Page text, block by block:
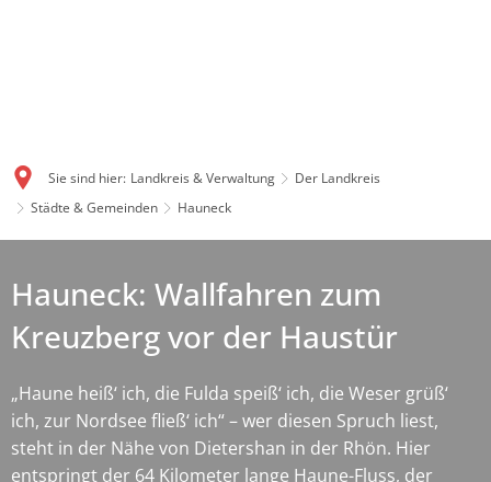
Sie sind hier: Landkreis & Verwaltung
Der Landkreis
Städte & Gemeinden
Hauneck
Hauneck: Wallfahren zum
Kreuzberg vor der Haustür
„Haune heiß‘ ich, die Fulda speiß‘ ich, die Weser grüß‘
ich, zur Nordsee fließ‘ ich“ – wer diesen Spruch liest,
steht in der Nähe von Dietershan in der Rhön. Hier
entspringt der 64 Kilometer lange Haune-Fluss, der